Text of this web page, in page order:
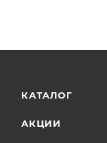
КАТАЛОГ
АКЦИИ